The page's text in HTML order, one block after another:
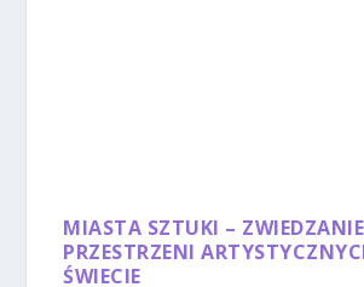
Wysłany przezzolwimkrokiem.pl|lut 11,